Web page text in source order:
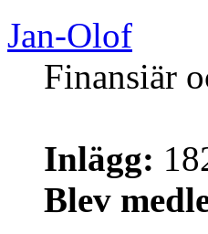
Jan-Olof
Finansiär
Inlägg:
Blev